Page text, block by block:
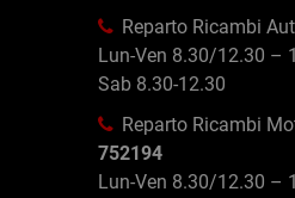
Reparto Ricambi
Lun-Ven 8.30/12.30 –
Sab 8.30-12.30
Reparto Ricambi
752194
Lun-Ven 8.30/12.30 –